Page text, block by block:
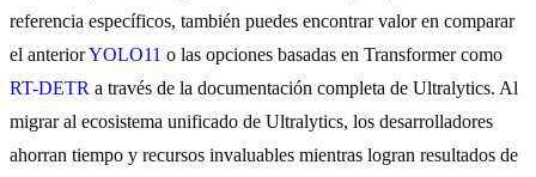
referencia específicos, también puedes encontrar valor en comparar
el anteriorYOLO11 o las opciones basadas en Transformer como
RT-DETR a través de la documentación completa de Ultralytics. Al
migrar al ecosistema unificado de Ultralytics, los desarrolladores
ahorran tiempo y recursos invaluables mientras logran resultados de